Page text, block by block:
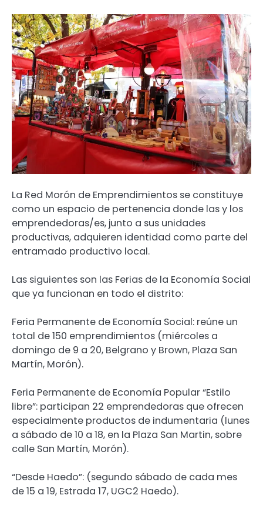
La Red Morón de Emprendimientos se constituye
como un espacio de pertenencia donde las y los
emprendedoras/es, junto a sus unidades
productivas, adquieren identidad como parte del
entramado productivo local.
Las siguientes son las Ferias de la Economía Social
que ya funcionan en todo el distrito:
Feria Permanente de Economía Social: reúne un
total de 150 emprendimientos (miércoles a
domingo de 9 a 20, Belgrano y Brown, Plaza San
Martín, Morón).
Feria Permanente de Economía Popular “Estilo
libre”: participan 22 emprendedoras que ofrecen
especialmente productos de indumentaria (lunes
a sábado de 10 a 18, en la Plaza San Martin, sobre
calle San Martín, Morón).
“Desde Haedo”: (segundo sábado de cada mes
de 15 a 19, Estrada 17, UGC2 Haedo).